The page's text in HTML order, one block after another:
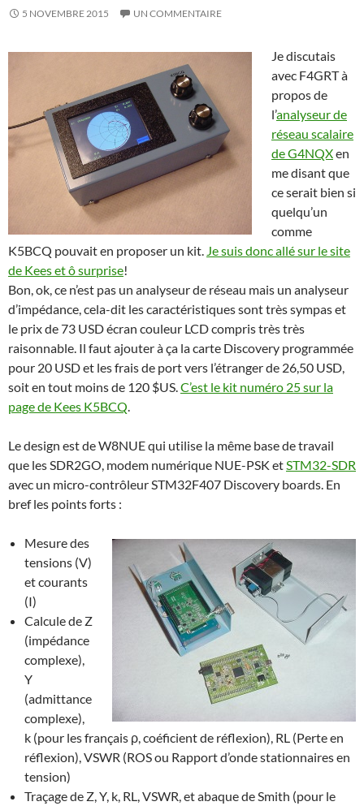
5 NOVEMBRE 2015 UN COMMENTAIRE
Je discutais
avec F4GRT à
propos de
l’analyseur de
réseau scalaire
de G4NQXen
me disant que
ce serait bien si
quelqu’un
comme
K5BCQ pouvait en proposer un kit. Je suis donc allé sur le site
de Kees et ô surprise!
Bon, ok, ce n’est pas un analyseur de réseau mais un analyseur
d’impédance, cela-dit les caractéristiques sont très sympas et
le prix de 73 USD écran couleur LCD compris très très
raisonnable. Il faut ajouter à ça la carte Discovery programmée
pour 20 USD et les frais de port vers l’étranger de 26,50 USD,
soit en tout moins de 120 $US.C’est le kit numéro 25 sur la
page de Kees K5BCQ.
Le design est de W8NUE qui utilise la même base de travail
que les SDR2GO, modem numérique NUE-PSK etSTM32-SDR
avec un micro-contrôleur STM32F407 Discovery boards. En
bref les points forts :
Mesure des
tensions (V)
et courants
(I)
Calcule de Z
(impédance
complexe),
Y
(admittance
complexe),
k (pour les français ρ, coéficient de réflexion), RL (Perte en
réflexion), VSWR (ROS ou Rapport d’onde stationnaires en
tension)
Traçage de Z, Y, k, RL, VSWR, et abaque de Smith (pour le